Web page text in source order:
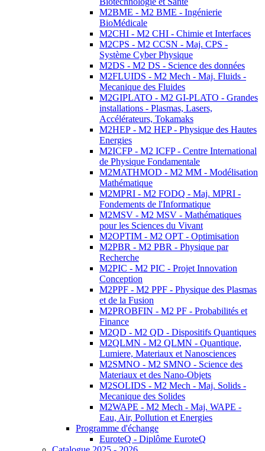
M2BME - M2 BME - Ingénierie
BioMédicale
M2CHI - M2 CHI - Chimie et Interfaces
M2CPS - M2 CCSN - Maj. CPS -
Système Cyber Physique
M2DS - M2 DS - Science des données
M2FLUIDS - M2 Mech - Maj. Fluids -
Mecanique des Fluides
M2GIPLATO - M2 GI-PLATO - Grandes
installations - Plasmas, Lasers,
Accélérateurs, Tokamaks
M2HEP - M2 HEP - Physique des Hautes
Energies
M2ICFP - M2 ICFP - Centre International
de Physique Fondamentale
M2MATHMOD - M2 MM - Modélisation
Mathématique
M2MPRI - M2 FODQ - Maj. MPRI -
Fondements de l'Informatique
M2MSV - M2 MSV - Mathématiques
pour les Sciences du Vivant
M2OPTIM - M2 OPT - Optimisation
M2PBR - M2 PBR - Physique par
Recherche
M2PIC - M2 PIC - Projet Innovation
Conception
M2PPF - M2 PPF - Physique des Plasmas
et de la Fusion
M2PROBFIN - M2 PF - Probabilités et
Finance
M2QD - M2 QD - Dispositifs Quantiques
M2QLMN - M2 QLMN - Quantique,
Lumiere, Materiaux et Nanosciences
M2SMNO - M2 SMNO - Science des
Materiaux et des Nano-Objets
M2SOLIDS - M2 Mech - Maj. Solids -
Mecanique des Solides
M2WAPE - M2 Mech - Maj. WAPE -
Eau, Air, Pollution et Energies
Programme d'échange
EuroteQ - Diplôme EuroteQ